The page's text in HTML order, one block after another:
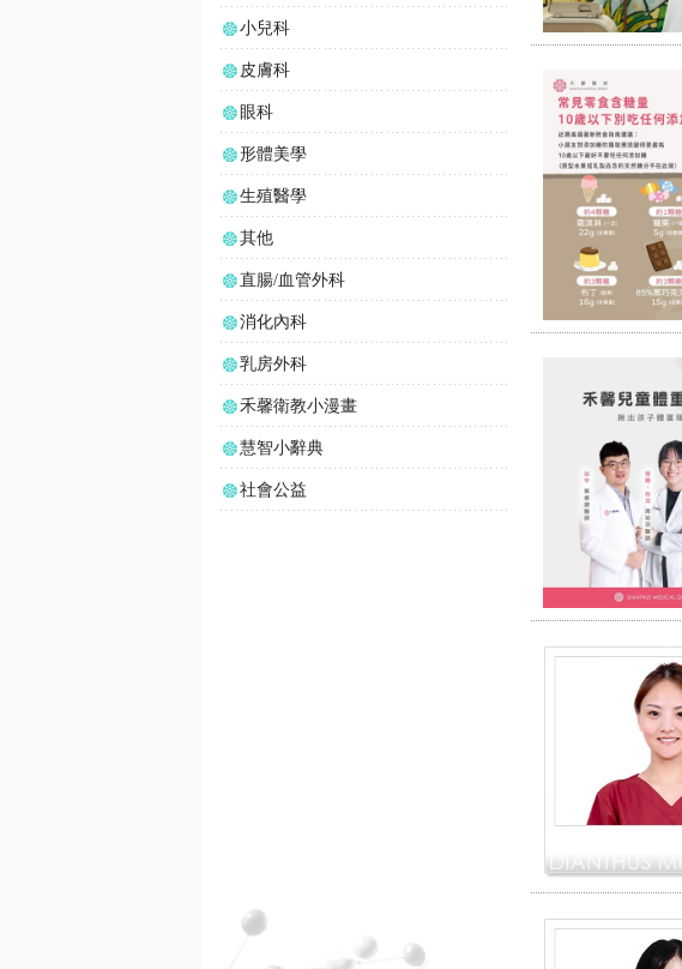
小兒科
皮膚科
眼科
形體美學
生殖醫學
其他
直腸/血管外科
消化內科
乳房外科
禾馨衛教小漫畫
慧智小辭典
社會公益